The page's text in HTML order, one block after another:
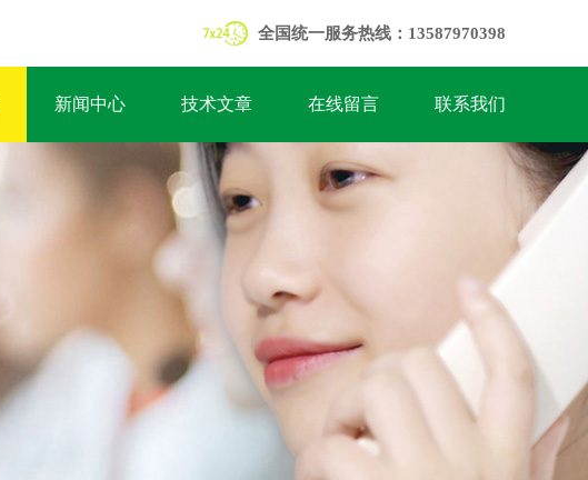
全国统一服务热线：13587970398
新闻中心 技术文章 在线留言 联系我们